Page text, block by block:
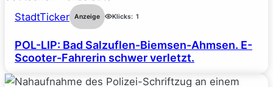
StadtTicker Anzeige Klicks: 1
POL-LIP: Bad Salzuflen-Biemsen-Ahmsen. E-
Scooter-Fahrerin schwer verletzt.